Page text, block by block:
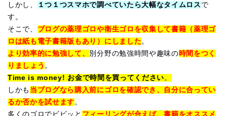
しかし、
１つ１つスマホで調べていたら大幅なタイムロス で
す。
そこで、 ブログの薬理ゴロや衛生ゴロを収集して書籍（薬理ゴ
ロは紙も電子書籍版もあり）にしました。
より効率的に勉強して、 別分野の勉強時間や趣味の時間をつく
りましょう 。
Time is money! お金で時間を買ってください。
しかも 当ブログなら購入前にゴロを確認でき、自分に合ってい
るか否かを試せます。
多くのゴロでビビッと フィーリングが合えば、書籍をオススメ